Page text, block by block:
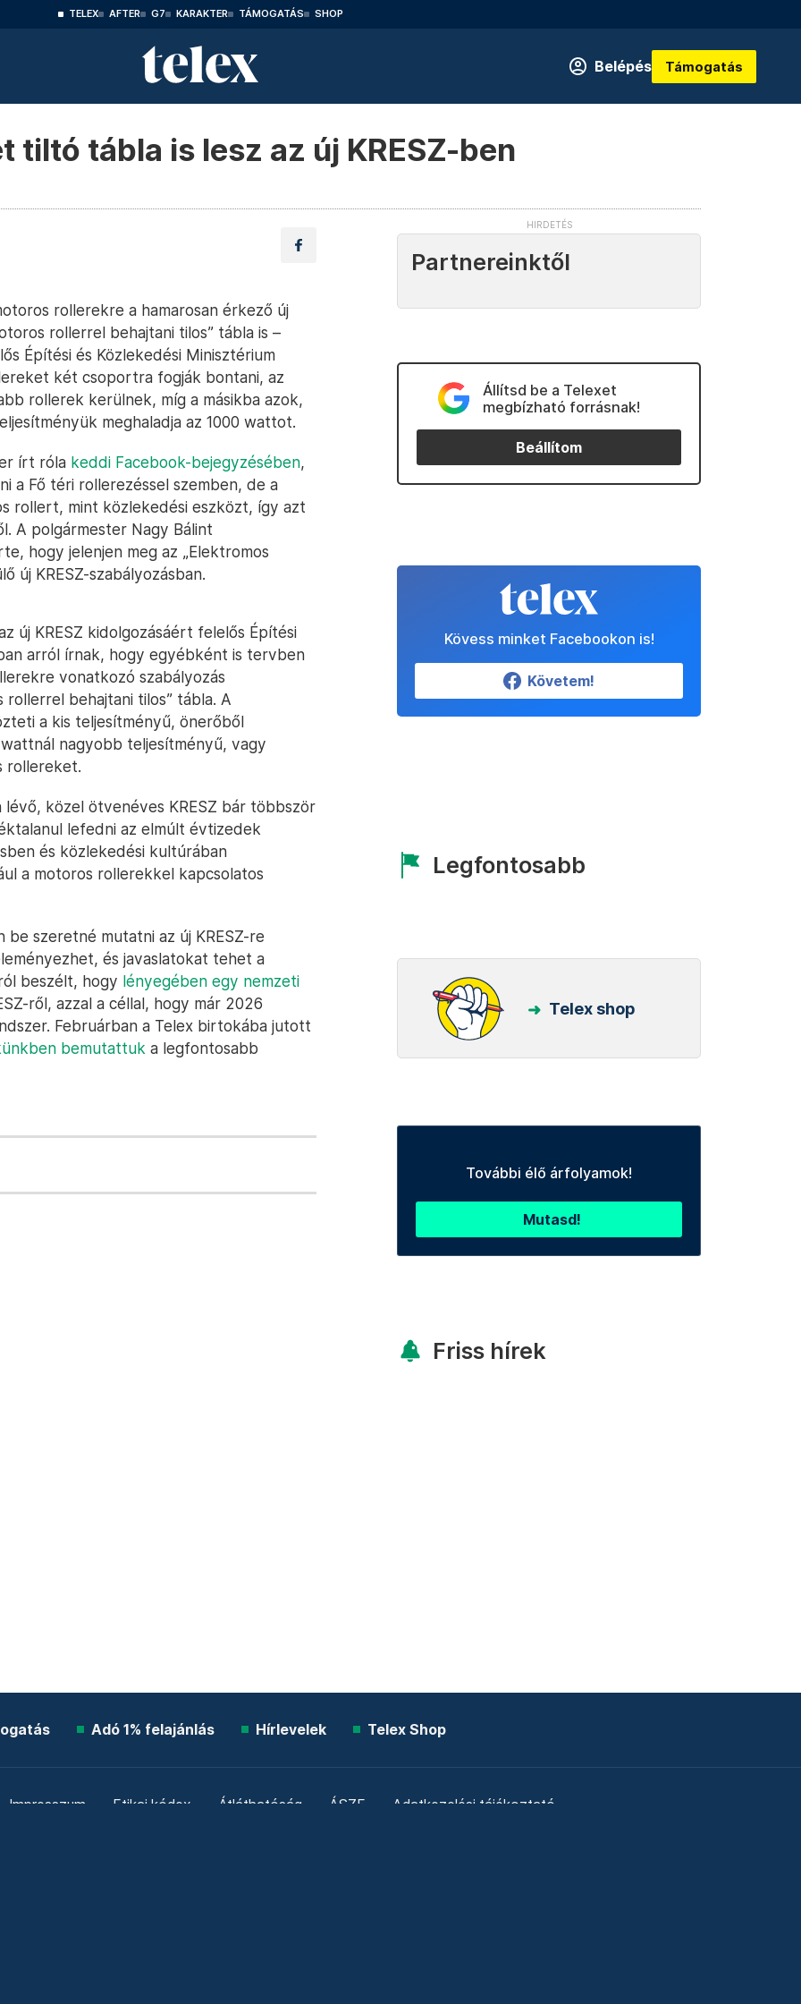
TELEX AFTER G7 KARAKTER TÁMOGATÁS SHOP
Belépés Támogatás
tiltó tábla is lesz az új KRESZ-ben
rollerekre a hamarosan érkező új
rollerrel behajtani tilos” tábla is –
Építési és Közlekedési Minisztérium
két csoportra fogják bontani, az
rollerek kerülnek, míg a másikba azok,
meghaladja az 1000 wattot.
írt róla keddi Facebook-bejegyzésében,
a Fő téri rollerezéssel szemben, de a
rollert, mint közlekedési eszközt, így azt
A polgármester Nagy Bálint
hogy jelenjen meg az „Elektromos
új KRESZ-szabályozásban.
új KRESZ kidolgozásáért felelős Építési
arról írnak, hogy egyébként is tervben
vonatkozó szabályozás
behajtani tilos” tábla. A
a kis teljesítményű, önerőből
nagyobb teljesítményű, vagy
rollereket.
közel ötvenéves KRESZ bár többször
lefedni az elmúlt évtizedek
és közlekedési kultúrában
a motoros rollerekkel kapcsolatos
szeretné mutatni az új KRESZ-re
és javaslatokat tehet a
beszélt, hogy lényegében egy nemzeti
ről, azzal a céllal, hogy már 2026
Februárban a Telex birtokába jutott
bemutattuk a legfontosabb
Partnereinktől
Állítsd be a Telexet
megbízható forrásnak!
Beállítom
Kövess minket Facebookon is!
Követem!
Legfontosabb
Telex shop
További élő árfolyamok!
Mutasd!
Friss hírek
Adó 1% felajánlás Hírlevelek Telex Shop
Impresszum Etikai kódex Átláthatóság ÁSZF Adatkezelési tájékoztató